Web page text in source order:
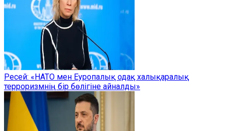
Ресей: «НАТО мен Еуропалық одақ халықаралық
терроризмнің бір бөлігіне айналды»